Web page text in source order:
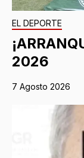
EL DEPORTE
2026
7 Agosto 2026